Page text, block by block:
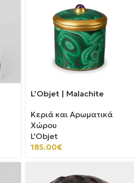
L’Objet | Malachite
Κεριά και Αρωματικά
Χώρου
L'Objet
185.00€